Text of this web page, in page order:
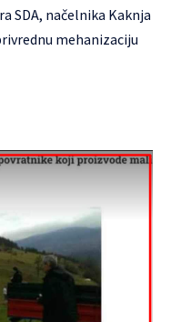
SDA, načelnika Kaknja
mehanizaciju